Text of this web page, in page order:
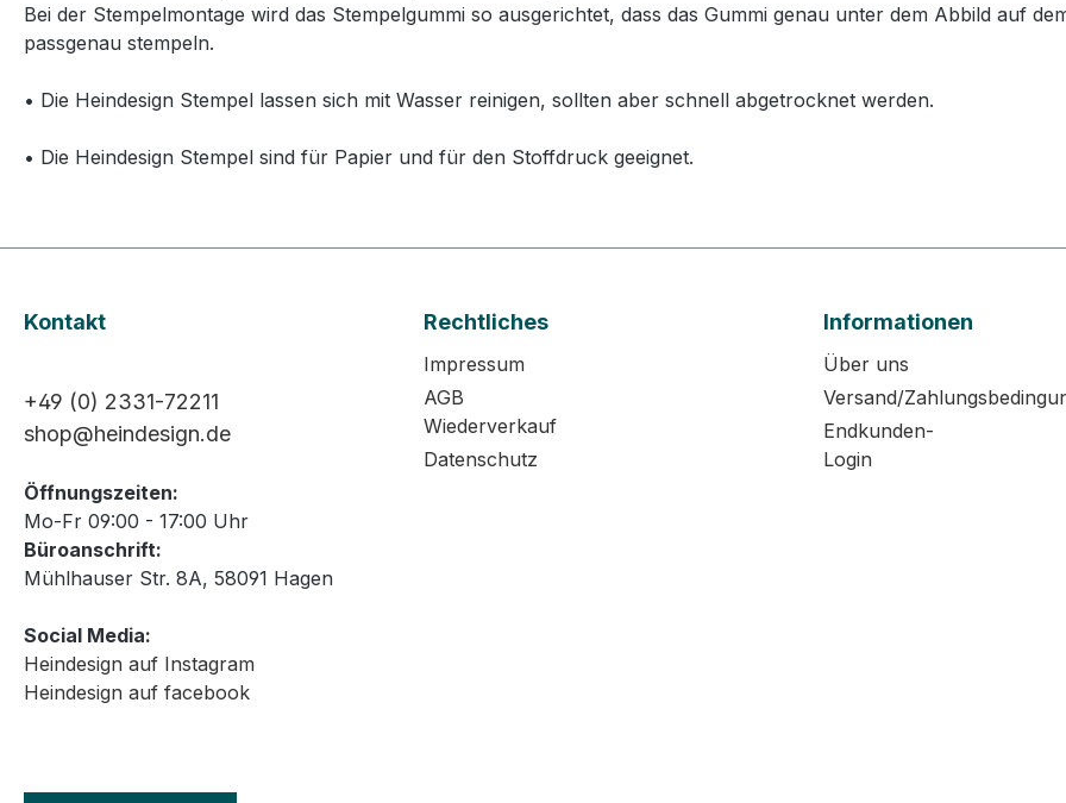
Bei der Stempelmontage wird das Stempelgummi so ausgerichtet, dass das Gummi genau unter dem Abbild auf
passgenau stempeln.
• Die Heindesign Stempel lassen sich mit Wasser reinigen, sollten aber schnell abgetrocknet werden.
• Die Heindesign Stempel sind für Papier und für den Stoffdruck geeignet.
Kontakt
+49 (0) 2331-72211
shop@heindesign.de
Öffnungszeiten:
Mo-Fr 09:00 - 17:00 Uhr
Büroanschrift:
Mühlhauser Str. 8A, 58091 Hagen
Social Media:
Heindesign auf Instagram
Heindesign auf facebook
Rechtliches
Impressum
AGB
Wiederverkauf
Datenschutz
Informationen
Über uns
Versand/
Endkunden-
Login